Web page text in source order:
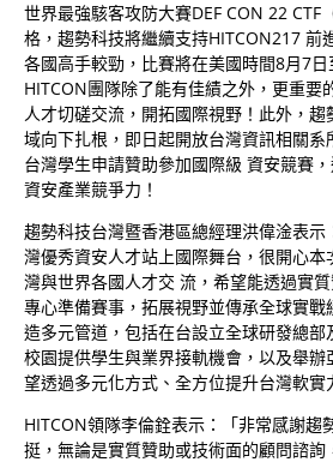
世界最強駭客攻防大賽DEF CON 22 CTF
格，趨勢科技將繼續支持HITCON217 前
各國高手較勁，比賽將在美國時間8月7
HITCON團隊除了能有佳績之外，更重要
人才切磋交流，開拓國際視野！此外，
域向下扎根，即日起開放台灣資訊相關
台灣學生申請贊助參加國際級 資安競賽
資安產業競爭力！
趨勢科技台灣暨香港區總經理洪偉淦表
灣優秀資安人才站上國際舞台，很開心本
灣與世界各國人才交 流，希望能透過實
專心準備賽事，拓展視野並傳承全球實
造多元管道，包括在台設立全球研發總
校園提供學生與業界接軌機會，以及舉
望透過多元化方式、全方位提升台灣軟實
HITCON領隊李倫銓表示：「非常感謝趨
挺，無論是實質贊助或技術面的顧問諮